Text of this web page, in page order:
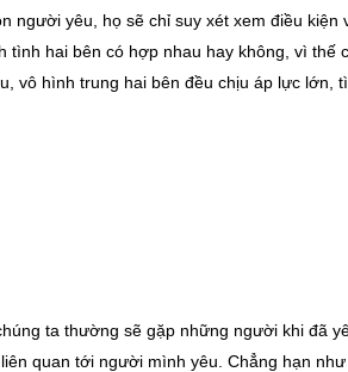
người yêu, họ sẽ chỉ suy xét xem điều
tình hai bên có hợp nhau hay không, vì thế
vô hình trung hai bên đều chịu áp lực lớn,
ta thường sẽ gặp những người khi đã
quan tới người mình yêu. Chẳng hạn